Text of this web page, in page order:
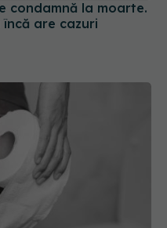
încă are cazuri